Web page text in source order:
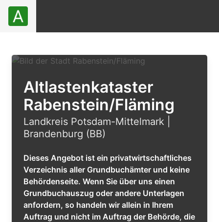
Altlastenkataster
Rabenstein/Fläming
Landkreis Potsdam-Mittelmark |
Brandenburg (BB)
Dieses Angebot ist ein privatwirtschaftliches
Verzeichnis aller Grundbuchämter und keine
Behördenseite. Wenn Sie über uns einen
Grundbuchauszug oder andere Unterlagen
anfordern, so handeln wir allein in Ihrem
Auftrag und nicht im Auftrag der Behörde, die